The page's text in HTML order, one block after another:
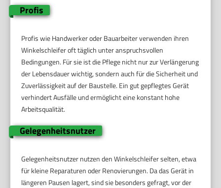
Profis
Profis wie Handwerker oder Bauarbeiter verwenden ihren
Winkelschleifer oft täglich unter anspruchsvollen
Bedingungen. Für sie ist die Pflege nicht nur zur Verlängerung
der Lebensdauer wichtig, sondern auch für die Sicherheit und
Zuverlässigkeit auf der Baustelle. Ein gut gepflegtes Gerät
verhindert Ausfälle und ermöglicht eine konstant hohe
Arbeitsqualität.
Gelegenheitsnutzer
Gelegenheitsnutzer nutzen den Winkelschleifer selten, etwa
für kleine Reparaturen oder Renovierungen. Da das Gerät in
längeren Pausen lagert, sind sie besonders gefragt, vor der